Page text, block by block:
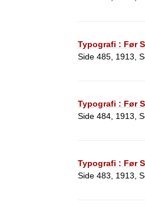
Typografi : Før
Side 485, 1913,
Typografi : Før
Side 484, 1913,
Typografi : Før
Side 483, 1913,